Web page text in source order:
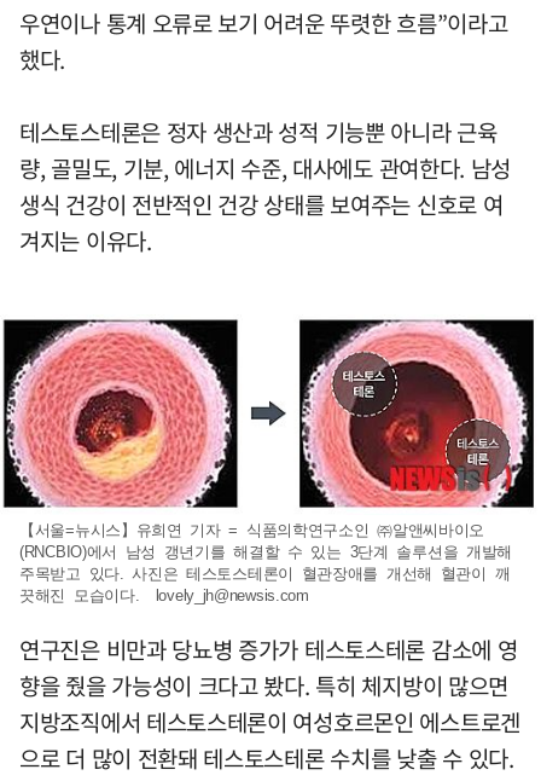
우연이나 통계 오류로 보기 어려운 뚜렷한 흐름”이라고
했다.
테스토스테론은 정자 생산과 성적 기능뿐 아니라 근육
량, 골밀도, 기분, 에너지 수준, 대사에도 관여한다. 남성
생식 건강이 전반적인 건강 상태를 보여주는 신호로 여
겨지는 이유다.
【서울=뉴시스】유희연 기자 = 식품의학연구소인 ㈜알앤씨바이오
(RNCBIO)에서 남성 갱년기를 해결할 수 있는 3단계 솔루션을 개발해
주목받고 있다. 사진은 테스토스테론이 혈관장애를 개선해 혈관이 깨
끗해진 모습이다. lovely_jh@newsis.com
연구진은 비만과 당뇨병 증가가 테스토스테론 감소에 영
향을 줬을 가능성이 크다고 봤다. 특히 체지방이 많으면
지방조직에서 테스토스테론이 여성호르몬인 에스트로겐
으로 더 많이 전환돼 테스토스테론 수치를 낮출 수 있다.